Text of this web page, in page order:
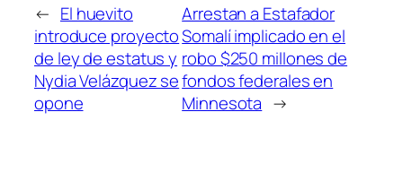
← El huevito
introduce proyecto
de ley de estatus y
Nydia Velázquez se
opone
Arrestan a Estafador
Somalí implicado en el
robo $250 millones de
fondos federales en
Minnesota →